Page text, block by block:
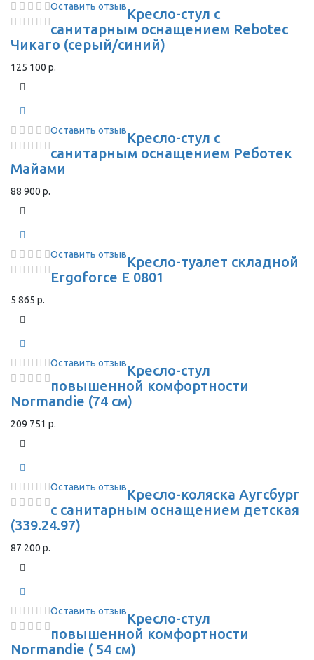
Оставить отзывКресло-стул с
санитарным оснащением Rebotec
Чикаго (серый/синий)
125 100 р.
Оставить отзывКресло-стул с
санитарным оснащением Реботек
Майами
88 900 р.
Оставить отзывКресло-туалет складной
Ergoforce E 0801
5 865 р.
Оставить отзывКресло-стул
повышенной комфортности
Normandie (74 см)
209 751 р.
Оставить отзывКресло-коляска Аугсбург
с санитарным оснащением детская
(339.24.97)
87 200 р.
Оставить отзывКресло-стул
повышенной комфортности
Normandie ( 54 см)